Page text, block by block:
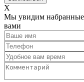
Х
Мы увидим набранные
вами